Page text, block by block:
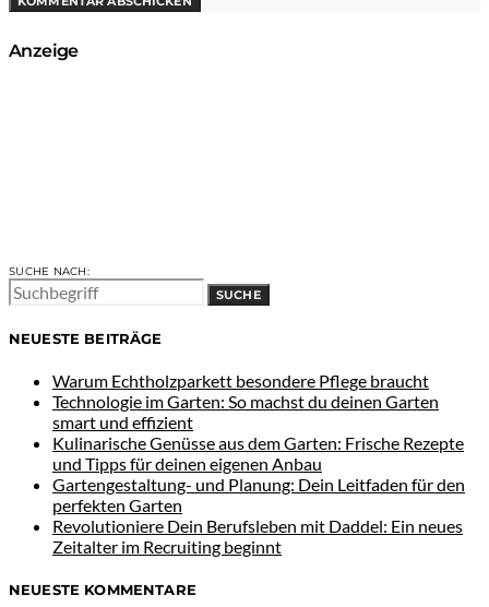
Anzeige
SUCHE NACH:
SUCHE
NEUESTE BEITRÄGE
Warum Echtholzparkett besondere Pflege braucht
Technologie im Garten: So machst du deinen Garten
smart und effizient
Kulinarische Genüsse aus dem Garten: Frische Rezepte
und Tipps für deinen eigenen Anbau
Gartengestaltung- und Planung: Dein Leitfaden für den
perfekten Garten
Revolutioniere Dein Berufsleben mit Daddel: Ein neues
Zeitalter im Recruiting beginnt
NEUESTE KOMMENTARE